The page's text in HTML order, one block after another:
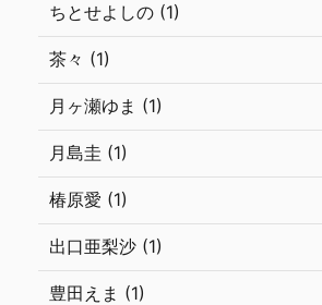
ちとせよしの (1)
茶々 (1)
月ヶ瀬ゆま (1)
月島圭 (1)
椿原愛 (1)
出口亜梨沙 (1)
豊田えま (1)